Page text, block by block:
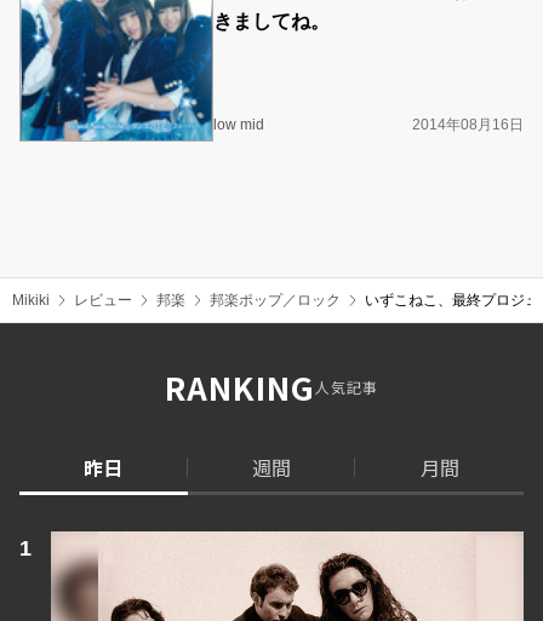
きましてね。
low mid 2014年08月16日
Mikiki レビュー 邦楽 邦楽ポップ／ロック いずこねこ、最終プロジ
RANKING人気記事
昨日 週間 月間